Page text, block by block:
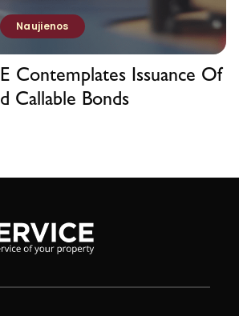
Naujienos
Contemplates Issuance Of
Callable Bonds